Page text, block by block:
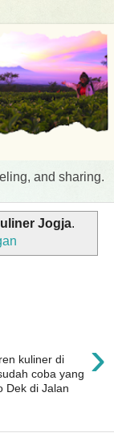
and sharing.
Jogja.
›
kuliner di
coba yang
Dek di Jalan